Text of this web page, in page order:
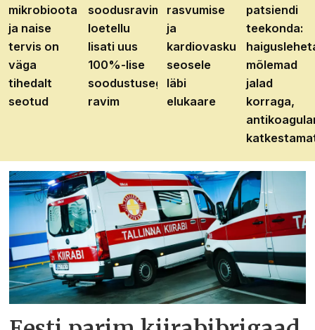
mikrobioota
ja naise
tervis on
väga
tihedalt
seotud
soodusravimite
loetellu
lisati uus
100%-lise
soodustusega
ravim
rasvumise
ja
kardiovaskulaarhaiguste
seosele
läbi
elukaare
patsiendi
teekonda:
mõlemad
jalad
korraga,